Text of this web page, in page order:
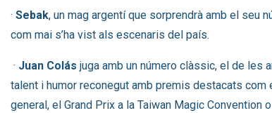
· Sebak, un mag argentí que sorprendrà amb el seu
com mai s’ha vist als escenaris del país.
· Juan Colás juga amb un número clàssic, el de les
talent i humor reconegut amb premis destacats
general, el Grand Prix a la Taiwan Magic Convention